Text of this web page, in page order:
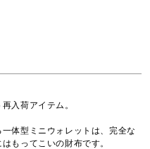
入荷アイテム。
体型ミニウォレットは、完全な
もってこいの財布です。